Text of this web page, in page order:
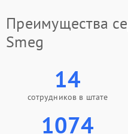
Преимущества
Smeg
14
сотрудников в штате
1074